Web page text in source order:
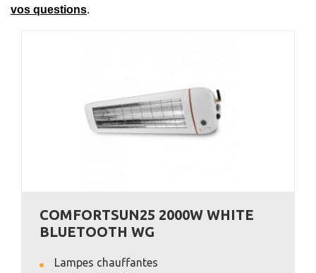
vos questions.
COMFORTSUN25 2000W WHITE
BLUETOOTH WG
Lampes chauffantes